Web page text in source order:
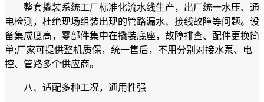
整套撬装系统工厂标准化流水线生产，出厂统一水压、通
电检测，杜绝现场组装出现的管路漏水、接线故障等问题。设
备集成度高，零部件集中在撬装底座，故障排查、配件更换简
单;厂家可提供整机质保，统一售后，不用分别对接水泵、电
控、管路多个供应商。
八、适配多种工况，通用性强